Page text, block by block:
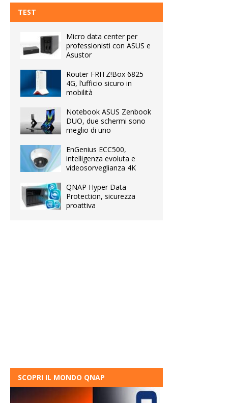
TEST
Micro data center per
professionisti con ASUS e
Asustor
Router FRITZ!Box 6825
4G, l’ufficio sicuro in
mobilità
Notebook ASUS Zenbook
DUO, due schermi sono
meglio di uno
EnGenius ECC500,
intelligenza evoluta e
videosorveglianza 4K
QNAP Hyper Data
Protection, sicurezza
proattiva
SCOPRI IL MONDO QNAP